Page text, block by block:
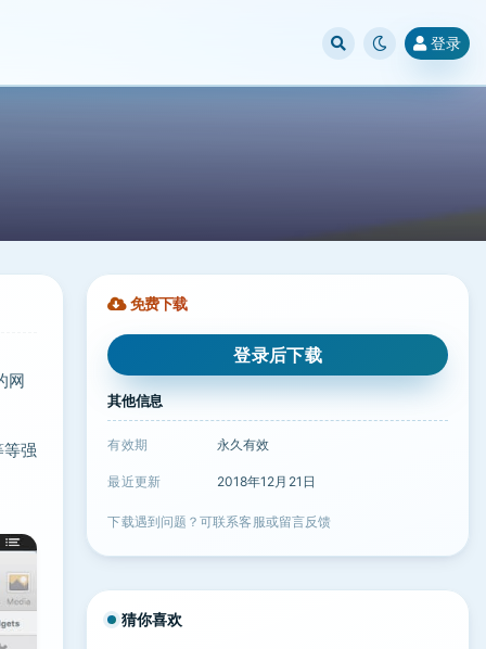
登录
网
强
免费下载
登录后下载
其他信息
有效期 永久有效
最近更新 2018年12月21日
下载遇到问题？可联系客服或留言反馈
猜你喜欢